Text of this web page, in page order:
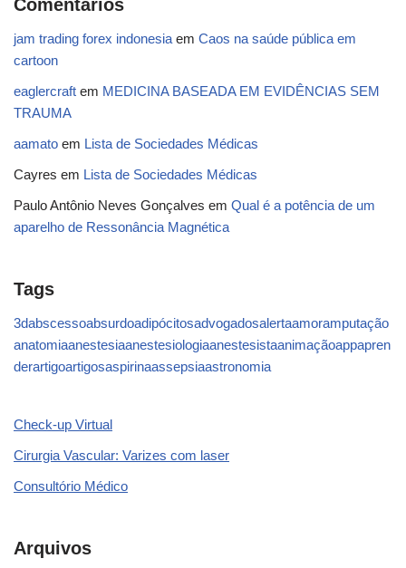
Comentários
jam trading forex indonesia em Caos na saúde pública em
cartoon
eaglercraft em MEDICINA BASEADA EM EVIDÊNCIAS SEM
TRAUMA
aamato em Lista de Sociedades Médicas
Cayres em Lista de Sociedades Médicas
Paulo Antônio Neves Gonçalves em Qual é a potência de um
aparelho de Ressonância Magnética
Tags
3dabscessoabsurdoadipócitosadvogadosalertaamoramputação
anatomiaanestesiaanestesiologiaanestesistaanimaçãoappapren
derartigoartigosaspirinaassepsiaastronomia
Check-up Virtual
Cirurgia Vascular: Varizes com laser
Consultório Médico
Arquivos